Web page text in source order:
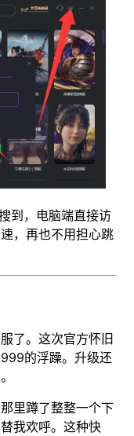
到，电脑端直接访
，再也不用担心跳
了。这次官方怀旧
的浮躁。升级还
里蹲了整整一个下
我欢呼。这种快